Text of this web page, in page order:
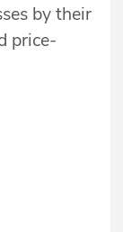
by their
price-